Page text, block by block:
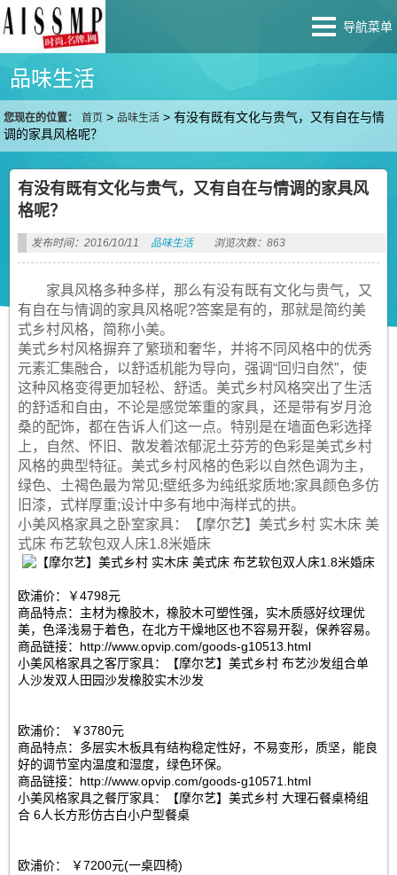
导航菜单
品味生活
您现在的位置： 首页 > 品味生活 >有没有既有文化与贵气，又有自在与情
调的家具风格呢？
有没有既有文化与贵气，又有自在与情调的家具风
格呢？
发布时间：2016/10/11 品味生活 浏览次数：863
家具风格多种多样，那么有没有既有文化与贵气，又
有自在与情调的家具风格呢?答案是有的，那就是简约美
式乡村风格，简称小美。
美式乡村风格摒弃了繁琐和奢华，并将不同风格中的优秀
元素汇集融合，以舒适机能为导向，强调“回归自然”，使
这种风格变得更加轻松、舒适。美式乡村风格突出了生活
的舒适和自由，不论是感觉笨重的家具，还是带有岁月沧
桑的配饰，都在告诉人们这一点。特别是在墙面色彩选择
上，自然、怀旧、散发着浓郁泥土芬芳的色彩是美式乡村
风格的典型特征。美式乡村风格的色彩以自然色调为主，
绿色、土褐色最为常见;壁纸多为纯纸浆质地;家具颜色多仿
旧漆，式样厚重;设计中多有地中海样式的拱。
小美风格家具之卧室家具：【摩尔艺】美式乡村 实木床 美
式床 布艺软包双人床1.8米婚床
欧浦价：￥4798元
商品特点：主材为橡胶木，橡胶木可塑性强，实木质感好纹理优
美，色泽浅易于着色，在北方干燥地区也不容易开裂，保养容易。
商品链接：http://www.opvip.com/goods-g10513.html
小美风格家具之客厅家具：【摩尔艺】美式乡村 布艺沙发组合单
人沙发双人田园沙发橡胶实木沙发
欧浦价： ￥3780元
商品特点：多层实木板具有结构稳定性好，不易变形，质坚，能良
好的调节室内温度和湿度，绿色环保。
商品链接：http://www.opvip.com/goods-g10571.html
小美风格家具之餐厅家具：【摩尔艺】美式乡村 大理石餐桌椅组
合 6人长方形仿古白小户型餐桌
欧浦价： ￥7200元(一桌四椅)